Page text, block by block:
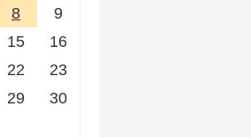
8
9
15
16
22
23
29
30